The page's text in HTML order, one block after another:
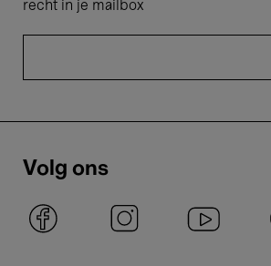
recht in je mailbox
Volg ons